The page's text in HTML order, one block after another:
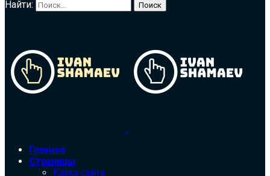
Найти:
Главная
Страницы
Карта сайта